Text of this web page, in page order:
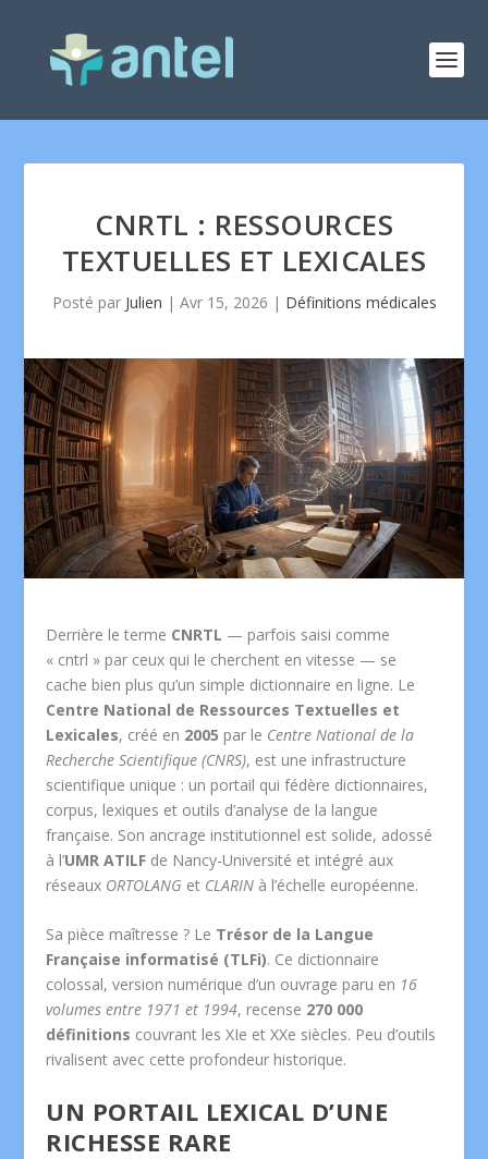
CNRTL : RESSOURCES
TEXTUELLES ET LEXICALES
Posté par Julien | Avr 15, 2026 | Définitions médicales
Derrière le terme CNRTL — parfois saisi comme
« cntrl » par ceux qui le cherchent en vitesse — se
cache bien plus qu’un simple dictionnaire en ligne. Le
Centre National de Ressources Textuelles et
Lexicales, créé en 2005 par le Centre National de la
Recherche Scientifique (CNRS), est une infrastructure
scientifique unique : un portail qui fédère dictionnaires,
corpus, lexiques et outils d’analyse de la langue
française. Son ancrage institutionnel est solide, adossé
à l’UMR ATILF de Nancy-Université et intégré aux
réseaux ORTOLANG et CLARIN à l’échelle européenne.
Sa pièce maîtresse ? Le Trésor de la Langue
Française informatisé (TLFi). Ce dictionnaire
colossal, version numérique d’un ouvrage paru en 16
volumes entre 1971 et 1994, recense 270 000
définitions couvrant les XIe et XXe siècles. Peu d’outils
rivalisent avec cette profondeur historique.
UN PORTAIL LEXICAL D’UNE
RICHESSE RARE